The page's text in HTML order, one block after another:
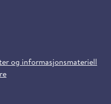
og informasjonsmateriell